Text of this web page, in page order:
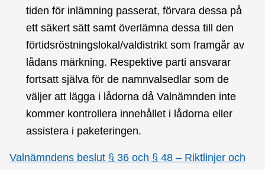
tiden för inlämning passerat, förvara dessa på
ett säkert sätt samt överlämna dessa till den
förtidsröstningslokal/valdistrikt som framgår av
lådans märkning. Respektive parti ansvarar
fortsatt själva för de namnvalsedlar som de
väljer att lägga i lådorna då Valnämnden inte
kommer kontrollera innehållet i lådorna eller
assistera i paketeringen.
Valnämndens beslut § 36 och § 48 – Riktlinjer och